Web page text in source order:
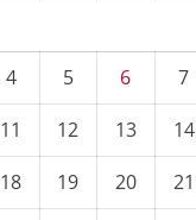
4 5 6 7
11 12 13 14
18 19 20 21